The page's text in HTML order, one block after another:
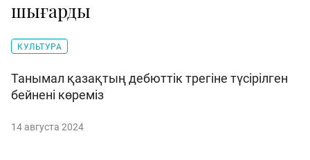
шығарды
КУЛЬТУРА
Танымал қазақтың дебюттік трегіне түсірілген
бейнені көреміз
14 августа 2024